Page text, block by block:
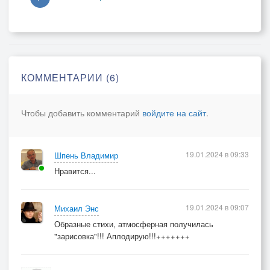
КОММЕНТАРИИ (6)
Чтобы добавить комментарий войдите на сайт.
Шпень Владимир
Нравится...
19.01.2024 в 09:33
Михаил Энс
Образные стихи, атмосферная получилась
"зарисовка"!!! Аплодирую!!!+++++++
19.01.2024 в 09:07